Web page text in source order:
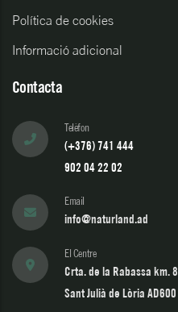
Política de cookies
Informació adicional
Contacta
Telèfon
(+376) 741 444
902 04 22 02
Email
info@naturland.ad
El Centre
Crta. de la Rabassa km. 8
Sant Julià de Lòria AD600